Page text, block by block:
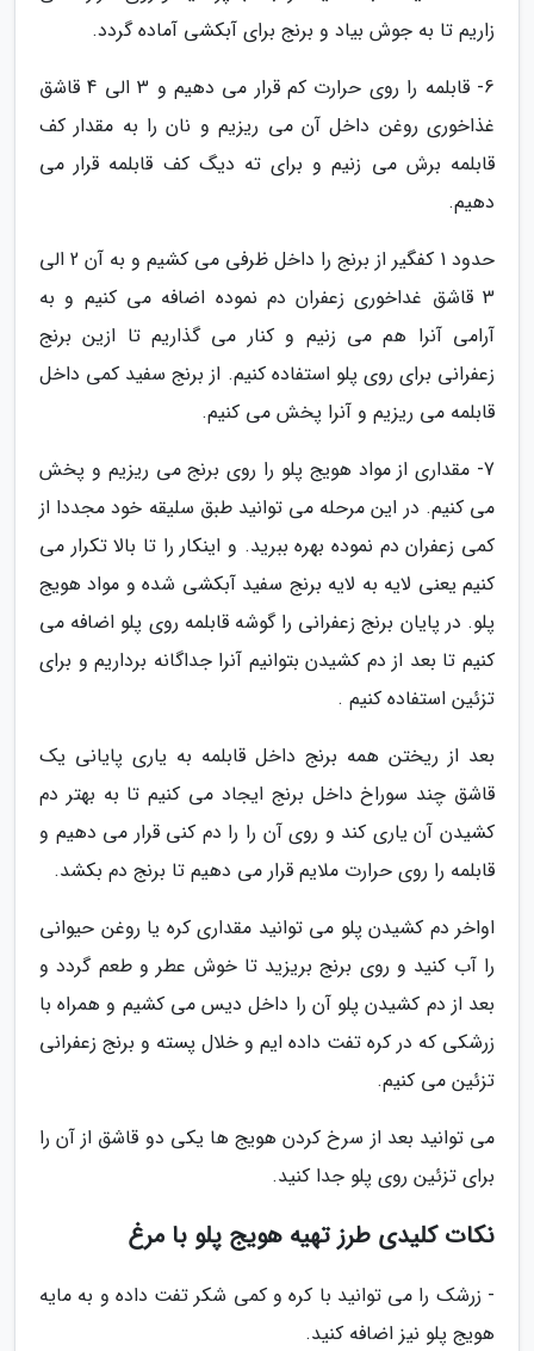
زاریم تا به جوش بیاد و برنج برای آبکشی آماده گردد.
6- قابلمه را روی حرارت کم قرار می دهیم و 3 الی 4 قاشق
غذاخوری روغن داخل آن می ریزیم و نان را به مقدار کف
قابلمه برش می زنیم و برای ته دیگ کف قابلمه قرار می
دهیم.
حدود 1 کفگیر از برنج را داخل ظرفی می کشیم و به آن 2 الی
3 قاشق غداخوری زعفران دم نموده اضافه می کنیم و به
آرامی آنرا هم می زنیم و کنار می گذاریم تا ازین برنج
زعفرانی برای روی پلو استفاده کنیم. از برنج سفید کمی داخل
قابلمه می ریزیم و آنرا پخش می کنیم.
7- مقداری از مواد هویج پلو را روی برنج می ریزیم و پخش
می کنیم. در این مرحله می توانید طبق سلیقه خود مجددا از
کمی زعفران دم نموده بهره ببرید. و اینکار را تا بالا تکرار می
کنیم یعنی لایه به لایه برنج سفید آبکشی شده و مواد هویج
پلو. در پایان برنج زعفرانی را گوشه قابلمه روی پلو اضافه می
کنیم تا بعد از دم کشیدن بتوانیم آنرا جداگانه برداریم و برای
تزئین استفاده کنیم .
بعد از ریختن همه برنج داخل قابلمه به یاری پایانی یک
قاشق چند سوراخ داخل برنج ایجاد می کنیم تا به بهتر دم
کشیدن آن یاری کند و روی آن را را دم کنی قرار می دهیم و
قابلمه را روی حرارت ملایم قرار می دهیم تا برنج دم بکشد.
اواخر دم کشیدن پلو می توانید مقداری کره یا روغن حیوانی
را آب کنید و روی برنج بریزید تا خوش عطر و طعم گردد و
بعد از دم کشیدن پلو آن را داخل دیس می کشیم و همراه با
زرشکی که در کره تفت داده ایم و خلال پسته و برنج زعفرانی
تزئین می کنیم.
می توانید بعد از سرخ کردن هویج ها یکی دو قاشق از آن را
برای تزئین روی پلو جدا کنید.
نکات کلیدی طرز تهیه هویج پلو با مرغ
- زرشک را می توانید با کره و کمی شکر تفت داده و به مایه
هویج پلو نیز اضافه کنید.